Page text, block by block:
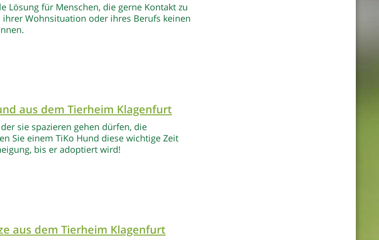
Lösung für Menschen, die gerne Kontakt zu
Wohnsituation oder ihres Berufs keinen
aus dem Tierheim Klagenfurt
sie spazieren gehen dürfen, die
Sie einem TiKo Hund diese wichtige Zeit
bis er adoptiert wird!
aus dem Tierheim Klagenfurt